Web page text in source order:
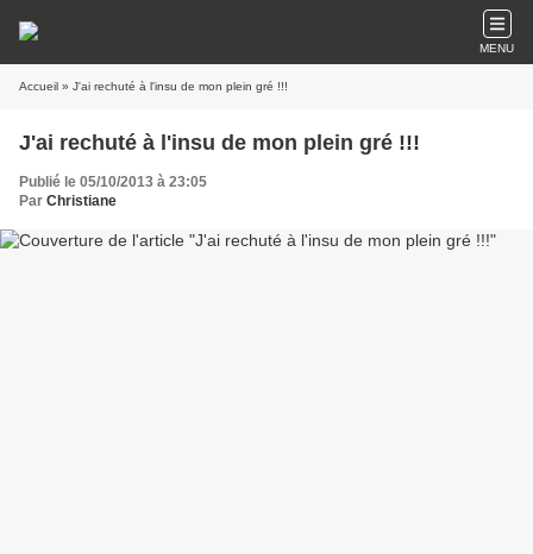
MENU
Accueil » J'ai rechuté à l'insu de mon plein gré !!!
J'ai rechuté à l'insu de mon plein gré !!!
Publié le 05/10/2013 à 23:05
Par Christiane